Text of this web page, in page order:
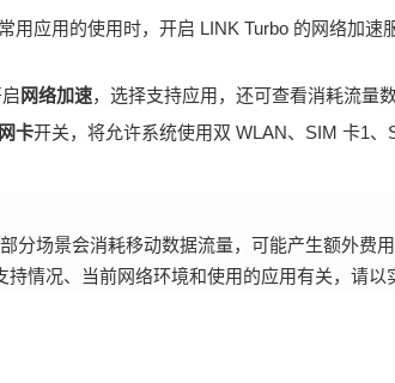
用应用的使用时，开启 LINK Turbo 的网络加速
网络加速，选择支持应用，还可查看消耗流量数
卡开关，将允许系统使用双 WLAN、SIM 卡1、
分场景会消耗移动数据流量，可能产生额外费用
持情况、当前网络环境和使用的应用有关，请以